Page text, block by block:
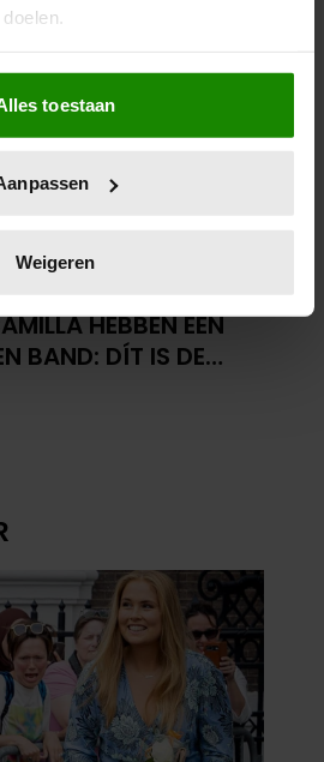
we ook graag:
over uw geografische
paar meter nauwkeurig kan zijn
eigenschappen (fingerprinting)
in het
content en advertenties te
heeft verstrekt of die ze hebben
uw gebruik van hun services. U
cookies als u onze website blijft
toestaan
Weigeren
HEBBEN EEN
BAND: DÍT IS DE